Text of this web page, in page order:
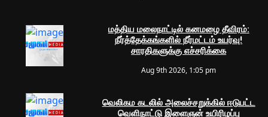
மத்திய மலைநாட்டில் கனமழை தீவிரம்:
நீர்த்தேக்கங்களில் நீர்மட்டம் உயர்வு!
சாரதிகளுக்கு எச்சரிக்கை
Aug 9th 2026, 1:05 pm
வெலிகம கடலில் அலைச்சறுக்கில் ஈடுபட்ட
வெளிநாட்டு இளைஞன் உயிரிழப்பு